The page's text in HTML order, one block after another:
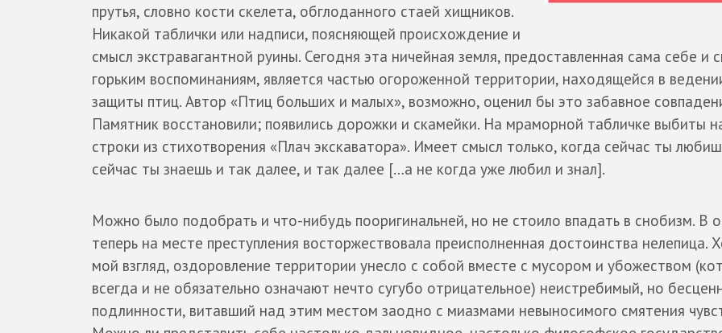
прутья, словно кости скелета, обглоданного стаей хищников.
Никакой таблички или надписи, поясняющей происхождение и
смысл экстравагантной руины. Сегодня эта ничейная земля, предоставленная сама себе и
горьким воспоминаниям, является частью огороженной территории, находящейся в
защиты птиц. Автор «Птиц больших и малых», возможно, оценил бы это забавное
Памятник восстановили; появились дорожки и скамейки. На мраморной табличке выбиты
строки из стихотворения «Плач экскаватора». Имеет смысл только, когда сейчас ты
сейчас ты знаешь и так далее, и так далее […а не когда уже любил и знал].
Можно было подобрать и что-нибудь пооригинальней, но не стоило впадать в снобизм. В
теперь на месте преступления восторжествовала преисполненная достоинства нелепица.
мой взгляд, оздоровление территории унесло с собой вместе с мусором и убожеством
всегда и не обязательно означают нечто сугубо отрицательное) неистребимый, но
подлинности, витавший над этим местом заодно с миазмами невыносимого смятения